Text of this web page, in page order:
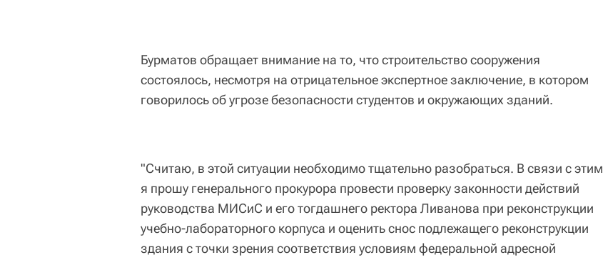
Бурматов обращает внимание на то, что строительство сооружения
состоялось, несмотря на отрицательное экспертное заключение, в котором
говорилось об угрозе безопасности студентов и окружающих зданий.
"Считаю, в этой ситуации необходимо тщательно разобраться. В связи с этим
я прошу генерального прокурора провести проверку законности действий
руководства МИСиС и его тогдашнего ректора Ливанова при реконструкции
учебно-лабораторного корпуса и оценить снос подлежащего реконструкции
здания с точки зрения соответствия условиям федеральной адресной